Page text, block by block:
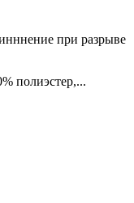
при разрыве
полиэстер,...